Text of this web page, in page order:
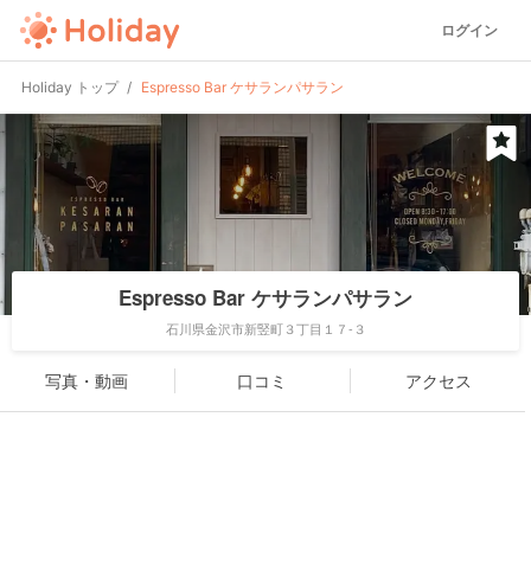
ログイン
Holiday トップ Espresso Bar ケサランパサラン
Espresso Bar ケサランパサラン
石川県金沢市新竪町３丁目１７-３
写真・動画 口コミ アクセス